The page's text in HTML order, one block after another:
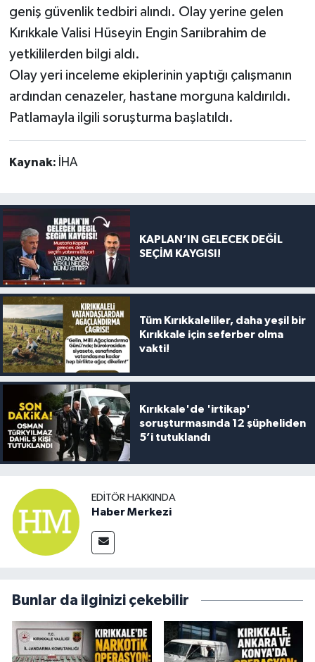
geniş güvenlik tedbiri alındı. Olay yerine gelen
Kırıkkale Valisi Hüseyin Engin Sarıibrahim de
yetkililerden bilgi aldı.
Olay yeri inceleme ekiplerinin yaptığı çalışmanın
ardından cenazeler, hastane morguna kaldırıldı.
Patlamayla ilgili soruşturma başlatıldı.
Kaynak: İHA
KAPLAN’IN GELECEK DEĞİL
SEÇİM KAYGISI!
Tüm Kırıkkaleliler, daha yeşil bir
Kırıkkale için seferber olma
vakti!
Kırıkkale'de 'irtikap'
soruşturmasında 12 şüpheliden
5’i tutuklandı
EDITÖR HAKKINDA
Haber Merkezi
Bunlar da ilginizi çekebilir